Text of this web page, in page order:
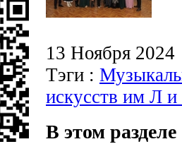
13 Ноября
Тэги :
искусств им Л
В этом разделе